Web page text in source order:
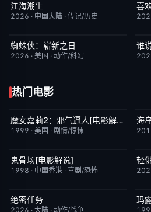
更新至第26集
江海潮生
2026 · 中国大陆 · 传记/历史
喜
TC中字
蜘蛛侠：崭新之日
2026 · 美国 · 动作/科幻
热门电影
已完结 5.7魔女嘉莉2：邪气逼人[电影解说]
1999 · 美国 · 剧情/惊悚
海
已完结
鬼骨场[电影解说]
1998 · 中国香港 · 喜剧/恐怖
轻
今日更新
绝密任务
2026 · 大陆 · 动作/战争